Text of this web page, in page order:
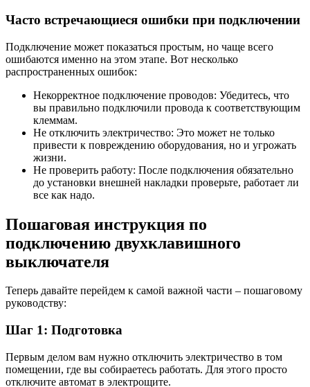
Часто встречающиеся ошибки при подключении
Подключение может показаться простым, но чаще всего
ошибаются именно на этом этапе. Вот несколько
распространенных ошибок:
Некорректное подключение проводов: Убедитесь, что
вы правильно подключили провода к соответствующим
клеммам.
Не отключить электричество: Это может не только
привести к повреждению оборудования, но и угрожать
жизни.
Не проверить работу: После подключения обязательно
до установки внешней накладки проверьте, работает ли
все как надо.
Пошаговая инструкция по
подключению двухклавишного
выключателя
Теперь давайте перейдем к самой важной части – пошаговому
руководству:
Шаг 1: Подготовка
Первым делом вам нужно отключить электричество в том
помещении, где вы собираетесь работать. Для этого просто
отключите автомат в электрощите.